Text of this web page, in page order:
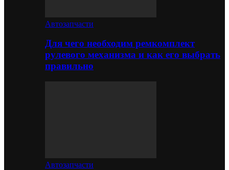
Автозапчасти
Для чего необходим ремкомплект
рулевого механизма и как его выбрать
правильно
Автозапчасти